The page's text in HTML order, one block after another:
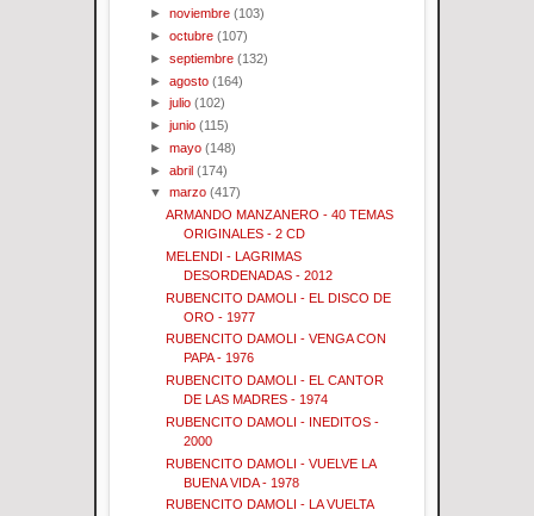
►noviembre (103)
►octubre (107)
►septiembre (132)
►agosto (164)
►julio (102)
►junio (115)
►mayo (148)
►abril (174)
▼marzo (417)
ARMANDO MANZANERO - 40 TEMAS
ORIGINALES - 2 CD
MELENDI - LAGRIMAS
DESORDENADAS - 2012
RUBENCITO DAMOLI - EL DISCO DE
ORO - 1977
RUBENCITO DAMOLI - VENGA CON
PAPA - 1976
RUBENCITO DAMOLI - EL CANTOR
DE LAS MADRES - 1974
RUBENCITO DAMOLI - INEDITOS -
2000
RUBENCITO DAMOLI - VUELVE LA
BUENA VIDA - 1978
RUBENCITO DAMOLI - LA VUELTA